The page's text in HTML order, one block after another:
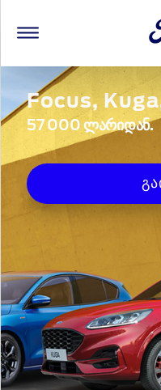
Focus,
57 000 ᲚᲐᲠᲘᲓᲐᲜ.